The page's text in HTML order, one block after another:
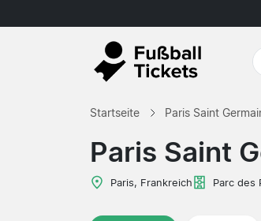
Startseite Paris Saint
Paris Saint
Paris, Frankreich Parc des